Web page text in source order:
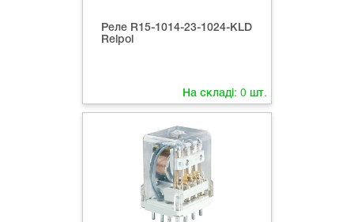
Реле R15-1014-23-1024-КLD
Relpol
На складі: 0 шт.